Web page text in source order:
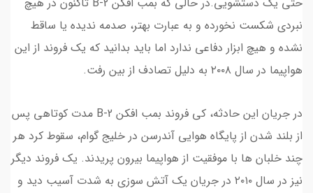
نبردی شکست نخورده و به عبارت بهتر، صدمه ندیده یا ساقط
نشده و هیچ ابزار دفاعی ندارد اما باید بدانید که یک فروند از این
هواپیما در سال ۲۰۰۸ به دلیل تصادف از بین رفت.
در جریان این حادثه، کی فروند بمب افکن B-2 مدت کوتاهی پس
از بلند شدن از پایگاه هوایی آندرسن در خلیج گوام، سقوط کرد هر
چند خلبان ها با موفقیت از هواپیما بیرون پریدند. یک فروند دیگر
نیز در سال ۲۰۱۰ در جریان یک آتش سوزی به شدت آسیب دید و